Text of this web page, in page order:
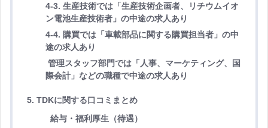
4-3. 生産技術では「生産技術企画者、リチウムイオ
ン電池生産技術者」の中途の求人あり
4-4. 購買では「車載部品に関する購買担当者」の中
途の求人あり
管理スタッフ部門では「人事、マーケティング、国
際会計」などの職種で中途の求人あり
5. TDKに関する口コミまとめ
給与・福利厚生（待遇）